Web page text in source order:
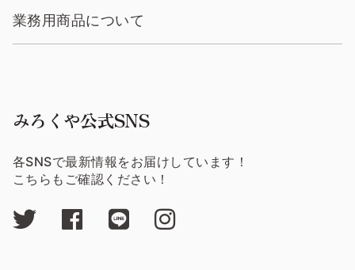
業務用商品について
みろくや公式SNS
各SNSで最新情報をお届けしています！
こちらもご確認ください！